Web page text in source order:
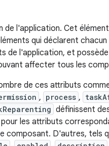
de l'application. Cet
qui déclarent chacun
de l'application, et
affecter tous les
de ces attributs
, process ,
définissent
les attributs
composant. D'autres, tels